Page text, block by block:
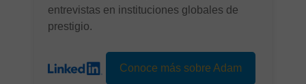
entrevistas en instituciones globales de
prestigio.
Conoce más sobre Adam